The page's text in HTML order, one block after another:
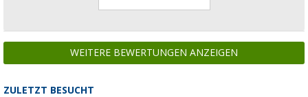
WEITERE BEWERTUNGEN ANZEIGEN
ZULETZT BESUCHT